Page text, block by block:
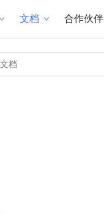
文档 合作伙伴